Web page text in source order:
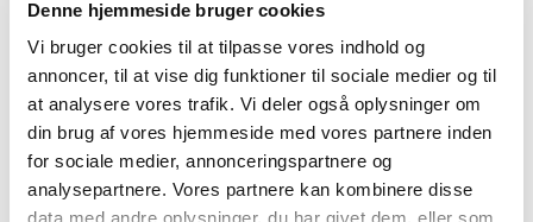
Denne hjemmeside bruger cookies
Vi bruger cookies til at tilpasse vores indhold og
annoncer, til at vise dig funktioner til sociale medier og til
at analysere vores trafik. Vi deler også oplysninger om
din brug af vores hjemmeside med vores partnere inden
for sociale medier, annonceringspartnere og
analysepartnere. Vores partnere kan kombinere disse
data med andre oplysninger, du har givet dem, eller som
2024 (5)
2023 (2)
2022 (3)
2021 (26)
2020 (23)
2019 (6)
2018 (7)